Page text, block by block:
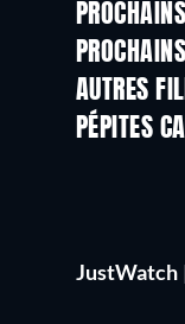
AUTRES
PÉPITES
JustWatch |